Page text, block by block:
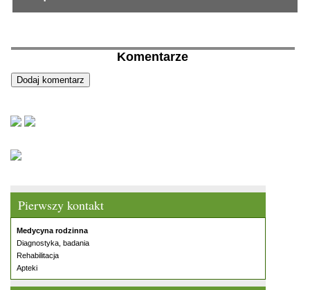
Pierwszy kontakt
Medycyna rodzinna
Diagnostyka, badania
Rehabilitacja
Apteki
Komentarze